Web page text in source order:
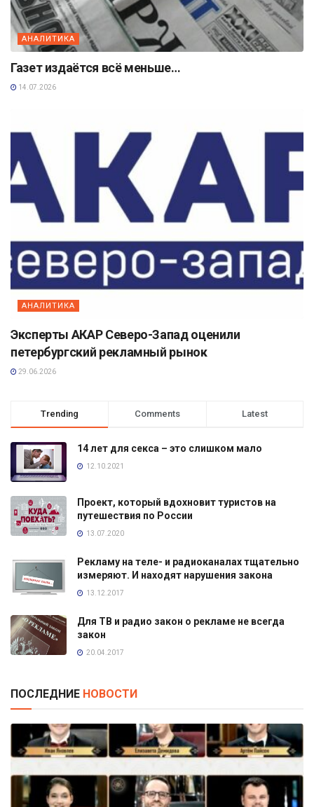
АНАЛИТИКА
Газет издаётся всё меньше…
14.07.2026
АНАЛИТИКА
Эксперты АКАР Северо-Запад оценили
петербургский рекламный рынок
29.06.2026
Trending Comments Latest
14 лет для секса – это слишком мало
12.10.2021
Проект, который вдохновит туристов на
путешествия по России
13.07.2020
Рекламу на теле- и радиоканалах тщательно
измеряют. И находят нарушения закона
13.12.2017
Для ТВ и радио закон о рекламе не всегда
закон
20.04.2017
ПОСЛЕДНИЕ НОВОСТИ